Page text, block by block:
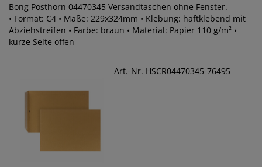
Bong Posthorn 04470345 Versandtaschen ohne Fenster.
• Format: C4 • Maße: 229x324mm • Klebung: haftklebend mit
Abziehstreifen • Farbe: braun • Material: Papier 110 g/m² •
kurze Seite offen
Art.-Nr. HSCR04470345-76495